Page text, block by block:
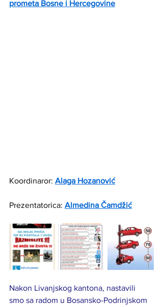
prometa Bosne i Hercegovine
Koordinaror: Alaga Hozanović
Prezentatorica: Almedina Čamdžić
Nakon Livanjskog kantona, nastavili
smo sa radom u Bosansko-Podrinjskom